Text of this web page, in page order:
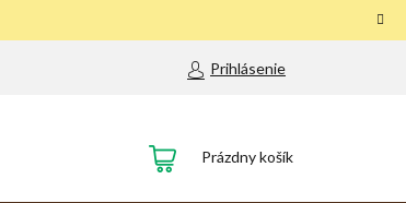
Prihlásenie
NÁKUPNÝ
Prázdny košík